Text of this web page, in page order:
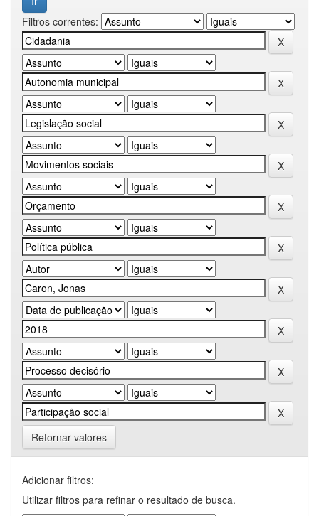
Filtros correntes:
Retornar valores
Adicionar filtros:
Utilizar filtros para refinar o resultado de busca.